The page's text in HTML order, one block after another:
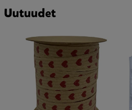
Uutuudet